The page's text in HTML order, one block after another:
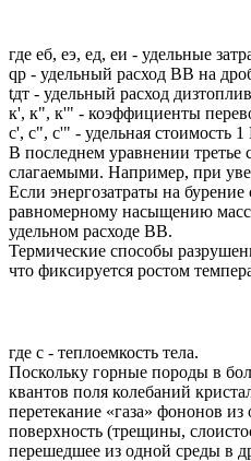
где еб, еэ, ед, еи - удельные
qp - удельный расход BB на
tдт - удельный расход
к', к", к'" - коэффициенты
с', с", с'" - удельная стоимость
В последнем уравнении третье
слагаемыми. Например, при
Если энергозатраты на
равномерному насыщению
удельном расходе ВВ.
Термические способы
что фиксируется ростом
где с - теплоемкость тела.
Поскольку горные породы в
квантов поля колебаний
перетекание «газа» фононов
поверхность (трещины,
перешедшее из одной среды в